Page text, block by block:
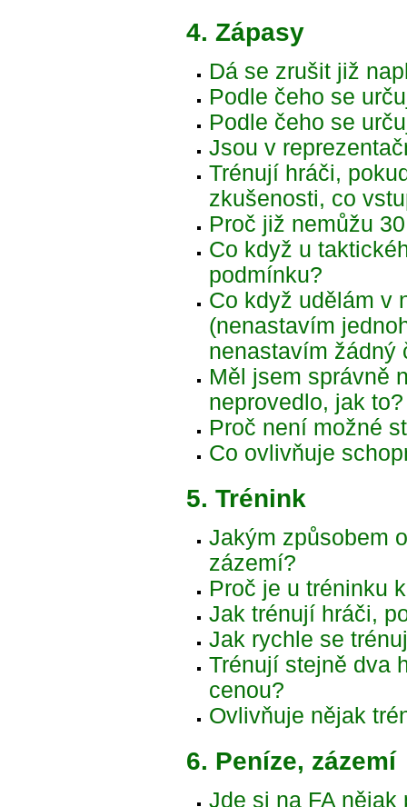
4. Zápasy
Dá se zrušit již
Podle čeho se
Podle čeho se
Jsou v
Trénují hráči,
zkušenosti, co
Proč již nemůžu
Co když u
podmínku?
Co když udělám v
(nenastavím
nenastavím žádný
Měl jsem správně
neprovedlo, jak to?
Proč není možné
Co ovlivňuje
5. Trénink
Jakým způsobem
zázemí?
Proč je u tréninku
Jak trénují hráči,
Jak rychle se
Trénují stejně dva
cenou?
Ovlivňuje nějak
6. Peníze, zázemí
Jde si na FA nějak